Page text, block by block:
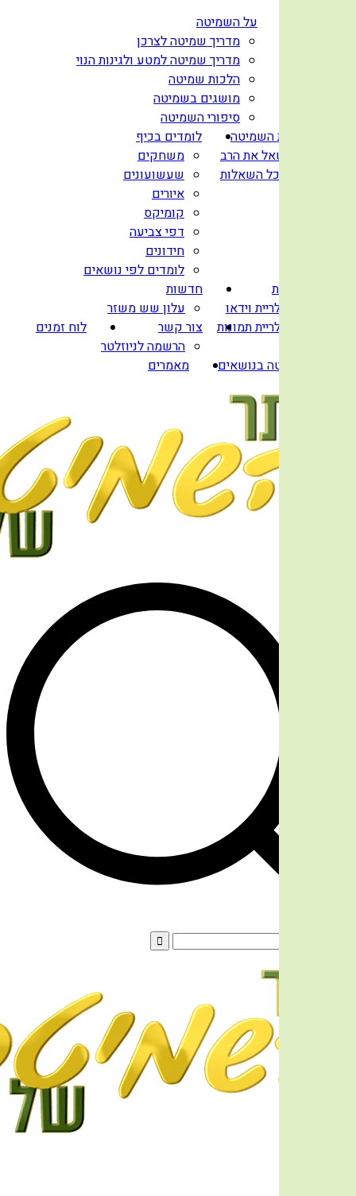
על השמיטה
מדריך שמיטה לצרכן
מדריך שמיטה למטע ולגינות הנוי
הלכות שמיטה
מושגים בשמיטה
סיפורי השמיטה
שו”ת השמיטה
שאל את הרב
לכל השאלות
לומדים בכיף
משחקים
שעשועונים
איורים
קומיקס
דפי צביעה
חידונים
לומדים לפי נושאים
גלריות
גלריית וידאו
גלריית תמונות
חדשות
עלון שש משזר
צור קשר
הרשמה לניוזלטר
לוח זמנים
שמיטה בנושאים
מאמרים